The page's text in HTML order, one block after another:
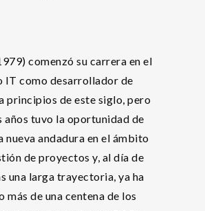
comenzó su carrera en el
IT como desarrollador de
principios de este siglo, pero
años tuvo la oportunidad de
nueva andadura en el ámbito
de proyectos y, al día de
una larga trayectoria, ya ha
más de una centena de los